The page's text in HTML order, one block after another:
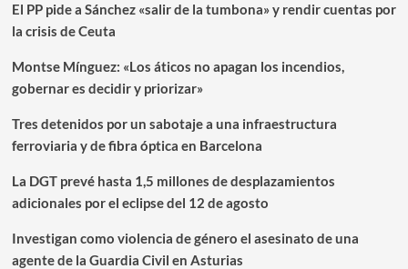
El PP pide a Sánchez «salir de la tumbona» y rendir cuentas por
la crisis de Ceuta
Montse Mínguez: «Los áticos no apagan los incendios,
gobernar es decidir y priorizar»
Tres detenidos por un sabotaje a una infraestructura
ferroviaria y de fibra óptica en Barcelona
La DGT prevé hasta 1,5 millones de desplazamientos
adicionales por el eclipse del 12 de agosto
Investigan como violencia de género el asesinato de una
agente de la Guardia Civil en Asturias